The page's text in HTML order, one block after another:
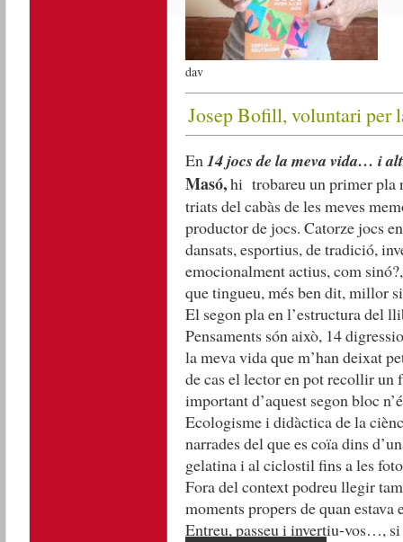
dav
Josep Bofill, voluntari per
En14 jocs de la meva vida… i
Masó,hi trobareu un primer pla
triats del cabàs de les meves
productor de jocs. Catorze jocs
dansats, esportius, de tradició,
emocionalment actius, com
que tingueu, més ben dit, millor
El segon pla en l’estructura del
Pensaments són això, 14
la meva vida que m’han deixat
de cas el lector en pot recollir
important d’aquest segon bloc
Ecologisme i didàctica de la
narrades del que es coïa dins
gelatina i al ciclostil fins a les
Fora del context podreu llegir
moments propers de quan
Entreu, passeu i invertiu-vos…, si